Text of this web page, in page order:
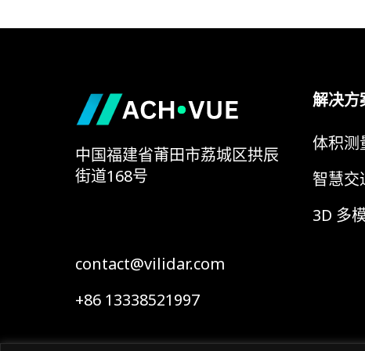
中国福建省莆田市荔城区拱辰
街道168号
contact@vilidar.com
+86 13338521997
解决方
体积测
智慧交
3D 多